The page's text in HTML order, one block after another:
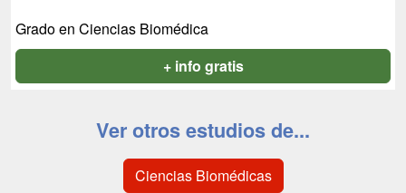
Grado en Ciencias Biomédica
+ info gratis
Ver otros estudios de...
Ciencias Biomédicas